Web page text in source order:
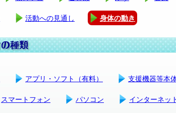
活動への見通し 身体の動き
アプリ・ソフト（有料） 支援機器等本
スマートフォン パソコン インターネッ